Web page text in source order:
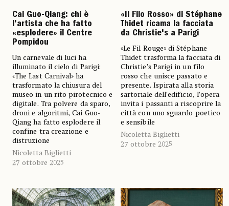
Cai Guo-Qiang: chi è
l’artista che ha fatto
«esplodere» il Centre
Pompidou
Un carnevale di luci ha
illuminato il cielo di Parigi:
«The Last Carnival» ha
trasformato la chiusura del
museo in un rito pirotecnico e
digitale. Tra polvere da sparo,
droni e algoritmi, Cai Guo-
Qiang ha fatto esplodere il
confine tra creazione e
distruzione
Nicoletta Biglietti
27 ottobre 2025
«Il Filo Rosso» di Stéphane
Thidet ricama la facciata
da Christie's a Parigi
«Le Fil Rouge» di Stéphane
Thidet trasforma la facciata di
Christie’s Parigi in un filo
rosso che unisce passato e
presente. Ispirata alla storia
sartoriale dell’edificio, l’opera
invita i passanti a riscoprire la
città con uno sguardo poetico
e sensibile
Nicoletta Biglietti
27 ottobre 2025